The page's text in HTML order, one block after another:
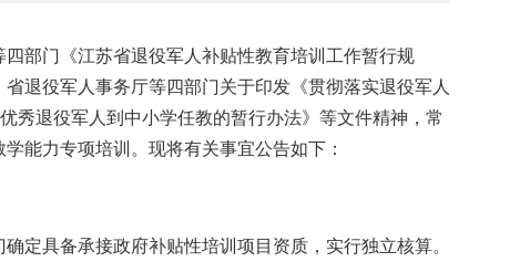
部门《江苏省退役军人补贴性教育培训工作暂行规
退役军人事务厅等四部门关于印发《贯彻落实退役军人
秀退役军人到中小学任教的暂行办法》等文件精神，常
能力专项培训。现将有关事宜公告如下：
定具备承接政府补贴性培训项目资质，实行独立核算。